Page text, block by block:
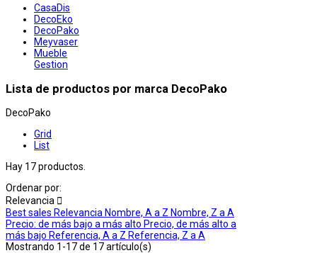
CasaDis
DecoEko
DecoPako
Meyvaser
Mueble
Gestion
Lista de productos por marca DecoPako
DecoPako
Grid
List
Hay 17 productos.
Ordenar por:
Relevancia 
Best sales Relevancia Nombre, A a Z Nombre, Z a A
Precio: de más bajo a más alto Precio, de más alto a
más bajo Referencia, A a Z Referencia, Z a A
Mostrando 1-17 de 17 artículo(s)